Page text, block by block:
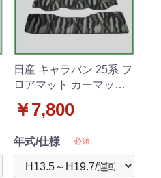
日産 キャラバン 25系 フ
ロアマット カーマット 2
列セット 織柄 社外新品
￥7,800
年式/仕様 必須